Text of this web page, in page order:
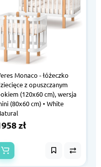
Monaco - łóżeczko
z opuszczanym
(120x60 cm), wersja
(80x60 cm) • White
zł